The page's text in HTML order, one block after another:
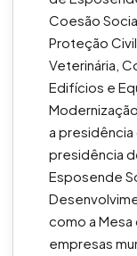
Coesão
Proteção
Veterinária,
Edifícios e
a presidência
presidência
Esposende
como a Mesa
empresas